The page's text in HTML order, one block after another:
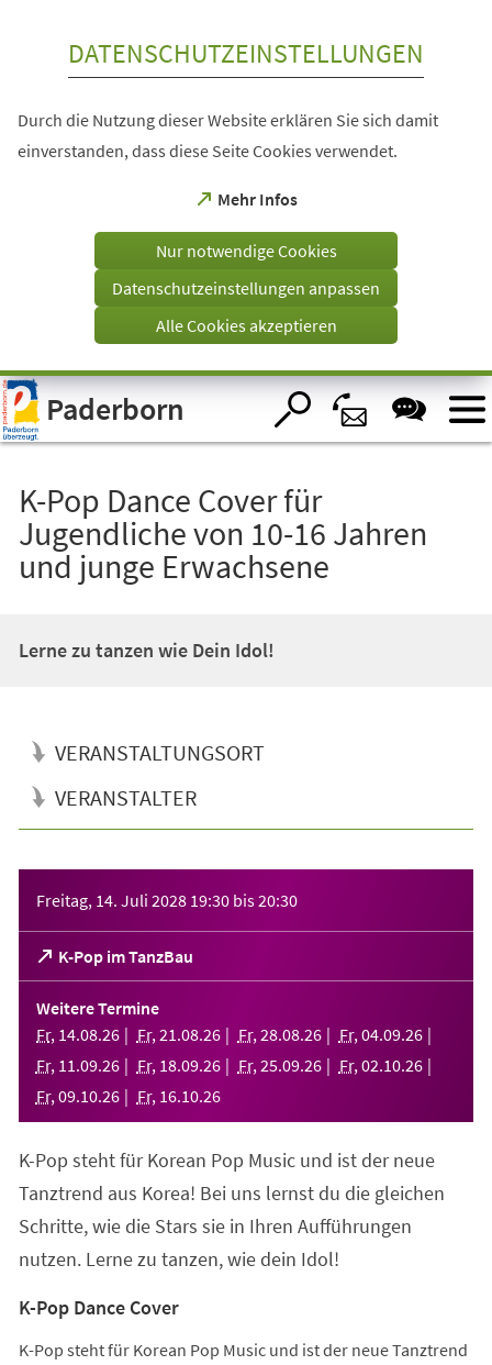
Visuelle
Assistenzsoftware
öffnen.
DATENSCHUTZEINSTELLUNGEN
Durch die Nutzung dieser Website erklären Sie sich damit
einverstanden, dass diese Seite Cookies verwendet.
Mehr Infos
(Öffnet
einem
Tab)
Nur notwendige Cookies
Datenschutzeinstellungen anpassen
Alle Cookies akzeptieren
Paderborn
K-Pop Dance Cover für
Jugendliche von 10-16 Jahren
und junge Erwachsene
Lerne zu tanzen wie Dein Idol!
VERANSTALTUNGSORT
VERANSTALTER
Freitag, 14. Juli 2028 19:30 bis20:30
K-Pop im TanzBau
(Öffnet
in
einem
neuen
Tab)
Weitere Termine
Fr, 14.08.26 Fr, 21 .08.26 Fr, 28.08.26 Fr, 04.09.26
Fr, 11 .09.26 Fr, 18.09.26 Fr, 25.09.26 Fr, 02.10.26
Fr, 09.10.26 Fr, 16.10.26
K-Pop steht für Korean Pop Music und ist der neue
Tanztrend aus Korea! Bei uns lernst du die gleichen
Schritte, wie die Stars sie in Ihren Aufführungen
nutzen. Lerne zu tanzen, wie dein Idol!
K-Pop Dance Cover
K-Pop steht für Korean Pop Music und ist der neue Tanztrend